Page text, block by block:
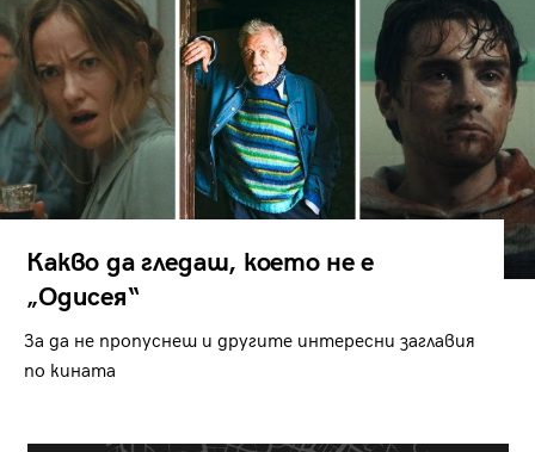
Какво да гледаш, което не е
„Одисея“
За да не пропуснеш и другите интересни заглавия
по кината